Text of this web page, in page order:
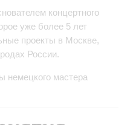
концертного
уже более 5 лет
проекты в Москве,
России.
немецкого мастера